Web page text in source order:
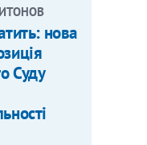
нова
Суду